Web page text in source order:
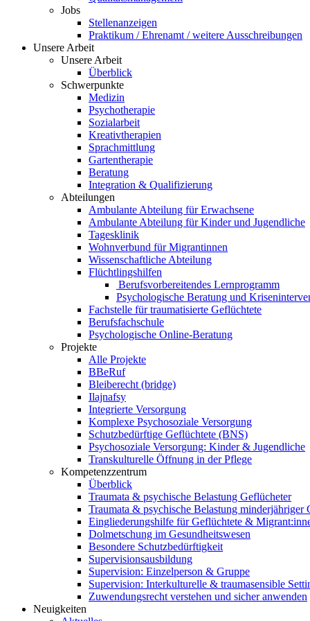
Jobs
Stellenanzeigen
Praktikum / Ehrenamt / weitere Ausschreibungen
Unsere Arbeit
Unsere Arbeit
Überblick
Schwerpunkte
Medizin
Psychotherapie
Sozialarbeit
Kreativtherapien
Sprachmittlung
Gartentherapie
Beratung
Integration & Qualifizierung
Abteilungen
Ambulante Abteilung für Erwachsene
Ambulante Abteilung für Kinder und Jugendliche
Tagesklinik
Wohnverbund für Migrantinnen
Wissenschaftliche Abteilung
Flüchtlingshilfen
Berufsvorbereitendes Lernprogramm
Psychologische Beratung und
Fachstelle für traumatisierte Geflüchtete
Berufsfachschule
Psychologische Online-Beratung
Projekte
Alle Projekte
BBeRuf
Bleiberecht (bridge)
Ilajnafsy
Integrierte Versorgung
Komplexe Psychosoziale Versorgung
Schutzbedürftige Geflüchtete (BNS)
Psychosoziale Versorgung: Kinder & Jugendliche
Transkulturelle Öffnung in der Pflege
Kompetenzzentrum
Überblick
Traumata & psychische Belastung Geflücheter
Traumata & psychische Belastung minderjähriger
Eingliederungshilfe für Geflüchtete &
Dolmetschung im Gesundheitswesen
Besondere Schutzbedürftigkeit
Supervisionsausbildung
Supervision: Einzelperson & Gruppe
Supervision: Interkulturelle & traumasensible
Zuwendungsrecht verstehen und sicher anwenden
Neuigkeiten